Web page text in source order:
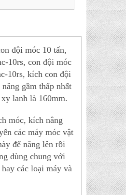
đội móc 10 tấn,
10rs, con đội móc
10rs, kích con đội
gầm thấp nhất
lanh là 160mm.
móc, kích nâng
các máy móc vật
để nâng lên rồi
dùng chung với
các loại máy và